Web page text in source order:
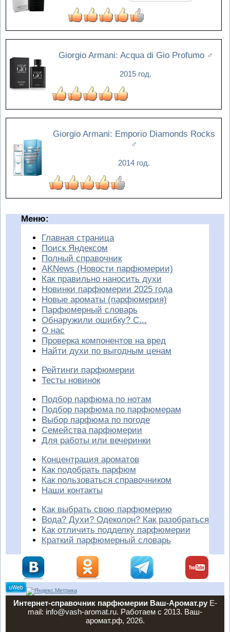
Giorgio Armani: Acqua di Gio Profumo ♂
2015 год.
Giorgio Armani: Emporio Diamonds Rocks
♂
2014 год.
Меню:
Главная страница
Поиск Яндексом
Полный справочник
AKNews (Новости парфюмерии)
Как правильно наносить духи
Новинки парфюмерии 2025 года
Новые ароматы (парфюмерия)
Парфюмерный словарь
Обнаружили ошибку? С...
О нас
Проверка компонентов на вред
Найти духи по выгодным ценам
Рейтинги парфюмерии
Тесты новинок
Подбор парфюма по нотам
Подбор парфюма по парфюмерам
Выбор парфюма по погоде
Семейства парфюмерии
Для работы или вечеринки
Концентрация ароматов
Как подобрать парфюм
Как пользоваться справочником
Наши контакты
Как выбрать свою парфюмерию
Вода? Духи? Одеколон? Как разобраться
Как отличить подделку парфюмерии
Краткий парфюмерный словарь
Интернет-справочник парфюмерии Ваш-Аромат.руE-
mail: info@vash-aromat.ru. Работаем с 2013. Ваш-
аромат.рф, 2026.